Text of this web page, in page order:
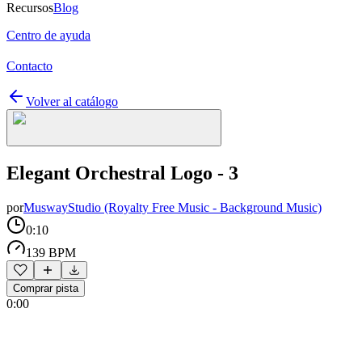
RecursosBlog
Centro de ayuda
Contacto
Volver al catálogo
Elegant Orchestral Logo - 3
porMuswayStudio (Royalty Free Music - Background Music)
0:10
139 BPM
Comprar pista
0:00